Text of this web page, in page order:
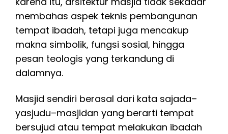
membahas aspek teknis pembangunan
tempat ibadah, tetapi juga mencakup
makna simbolik, fungsi sosial, hingga
pesan teologis yang terkandung di
dalamnya.
Masjid sendiri berasal dari kata sajada–
yasjudu–masjidan yang berarti tempat
bersujud atau tempat melakukan ibadah